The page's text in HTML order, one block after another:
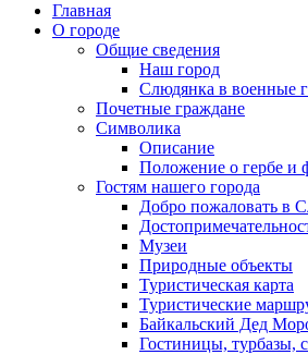
Главная
О городе
Общие сведения
Наш город
Слюдянка в военные
Почетные граждане
Символика
Описание
Положение о гербе и
Гостям нашего города
Добро пожаловать в
Музеи
Природные объекты
Туристическая карта
Туристические
Байкальский Дед
Гостиницы, турбазы,